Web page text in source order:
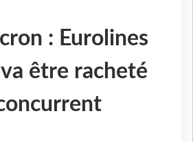
: Eurolines
être racheté